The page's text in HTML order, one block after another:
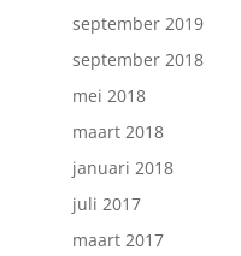
september 2019
september 2018
mei 2018
maart 2018
januari 2018
juli 2017
maart 2017